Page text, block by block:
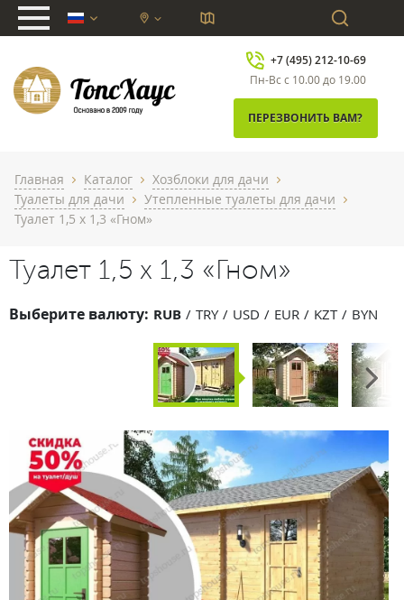
chevron_down
+7 (495) 212-10-69
Пн-Вс с 10.00 до 19.00
ПЕРЕЗВОНИТЬ ВАМ?
Главная chevron_right Каталог chevron_right Хозблоки для дачи chevron_right
Туалеты для дачи chevron_right Утепленные туалеты для дачи chevron_right
Туалет 1,5 x 1,3 «Гном»
Туалет 1,5 x 1,3 «Гном»
Выберите валюту: RUB TRY USD EUR KZT BYN
Next